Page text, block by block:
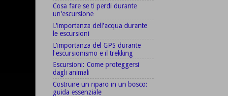
Cosa fare se ti perdi durante
un'escursione
L'importanza dell'acqua durante
le escursioni
L'importanza del GPS durante
l'escursionismo e il trekking
Escursioni: Come proteggersi
dagli animali
Costruire un riparo in un bosco:
guida essenziale